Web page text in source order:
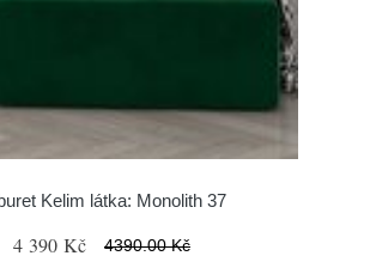
Kelim látka: Monolith 37
4 390 Kč 4390.00 Kč